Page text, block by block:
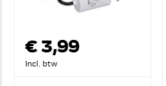
€ 3,99
Incl. btw